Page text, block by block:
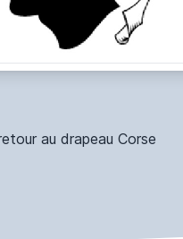
au drapeau Corse